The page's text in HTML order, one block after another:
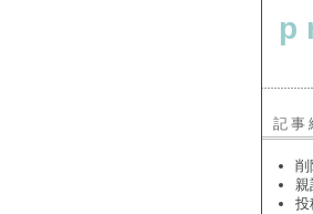
記事
削
親
投